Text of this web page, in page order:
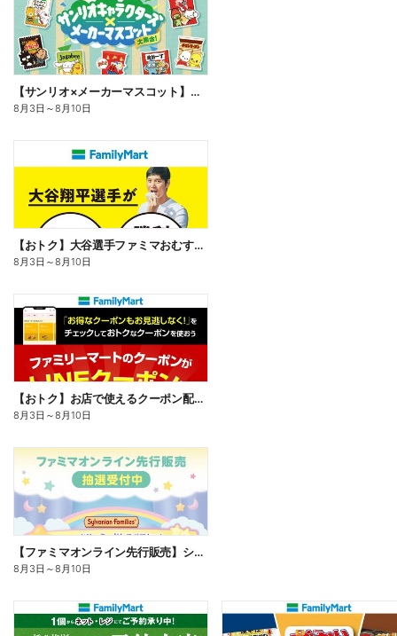
【サンリオ×メーカーマスコット】オリジナルグッズ貰える!
8月3日 ～8月10日
【おトク】大谷選手ファミマおむすび割
8月3日 ～8月10日
【おトク】お店で使えるクーポン配信中
8月3日 ～8月10日
【ファミマオンライン先行販売】シルバニアファミリー
8月3日 ～8月10日